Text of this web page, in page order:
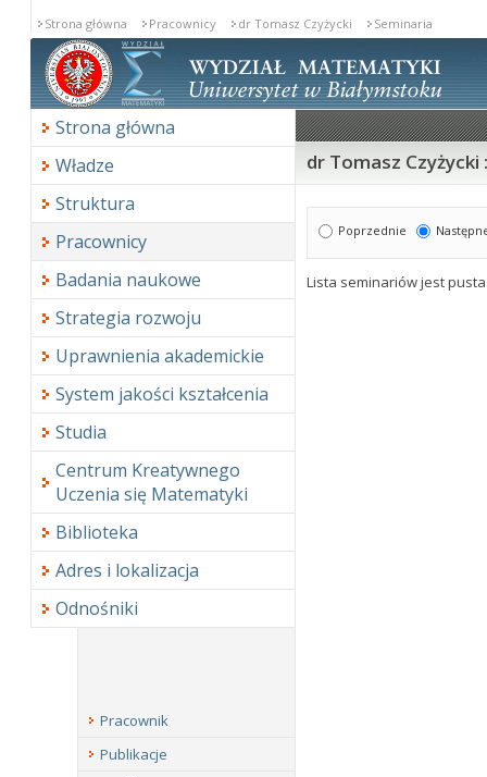
Strona główna Pracownicy dr Tomasz Czyżycki Seminaria
Strona główna
Władze
Struktura
Pracownicy
Badania naukowe
Strategia rozwoju
Uprawnienia akademickie
System jakości kształcenia
Studia
Centrum Kreatywnego
Uczenia się Matematyki
Biblioteka
Adres i lokalizacja
Odnośniki
dr Tomasz Czyżycki
Poprzednie
Lista seminariów jest
Pracownik
Publikacje